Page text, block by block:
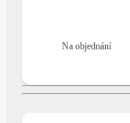
na objednání